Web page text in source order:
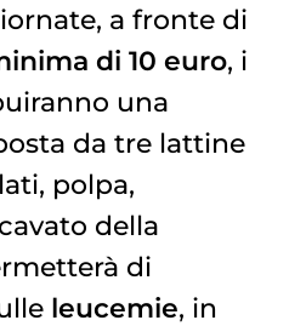
a fronte di
di 10 euro, i
una
da tre lattine
polpa,
della
di
leucemie, in